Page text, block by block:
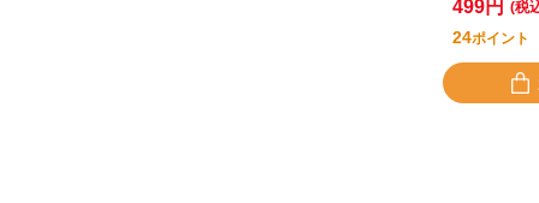
499円 (税
24ポイント